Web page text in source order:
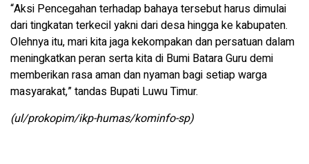
“Aksi Pencegahan terhadap bahaya tersebut harus dimulai
dari tingkatan terkecil yakni dari desa hingga ke kabupaten.
Olehnya itu, mari kita jaga kekompakan dan persatuan dalam
meningkatkan peran serta kita di Bumi Batara Guru demi
memberikan rasa aman dan nyaman bagi setiap warga
masyarakat,” tandas Bupati Luwu Timur.
(ul/prokopim/ikp-humas/kominfo-sp)